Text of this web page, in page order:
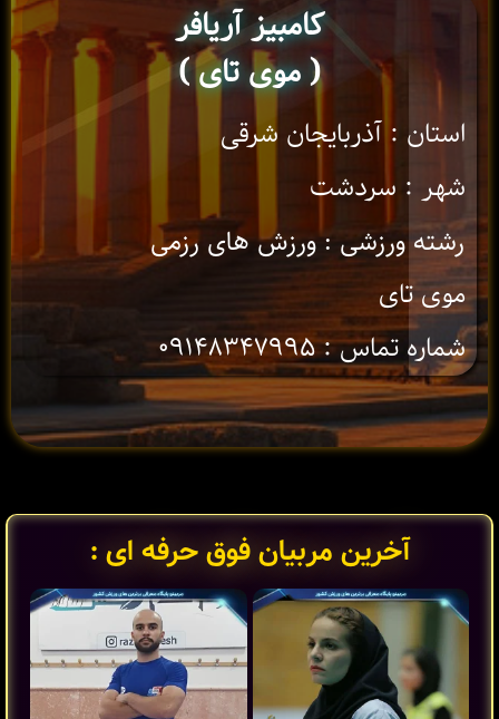
کامبیز آریافر
( موی تای )
استان : آذربایجان شرقی
شهر : سردشت
رشته ورزشی : ورزش های رزمی
موی تای
شماره تماس : ۰۹۱۴۸۳۴۷۹۹۵
آخرین مربیان فوق حرفه ای :